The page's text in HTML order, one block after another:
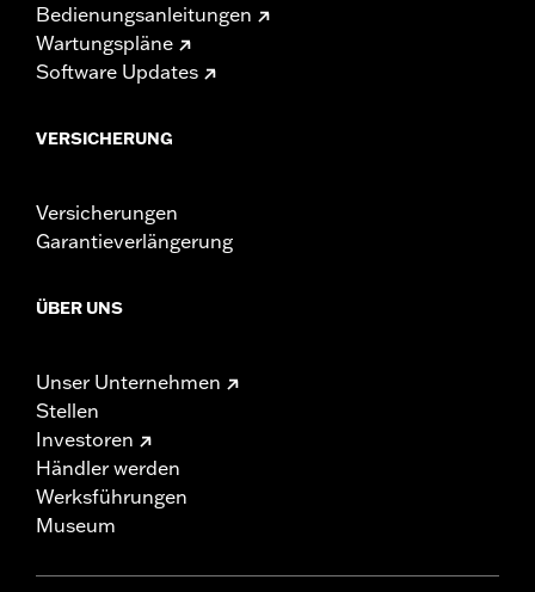
Bedienungsanleitungen
Wartungspläne
Software Updates
VERSICHERUNG
Versicherungen
Garantieverlängerung
ÜBER UNS
Unser Unternehmen
Stellen
Investoren
Händler werden
Werksführungen
Museum